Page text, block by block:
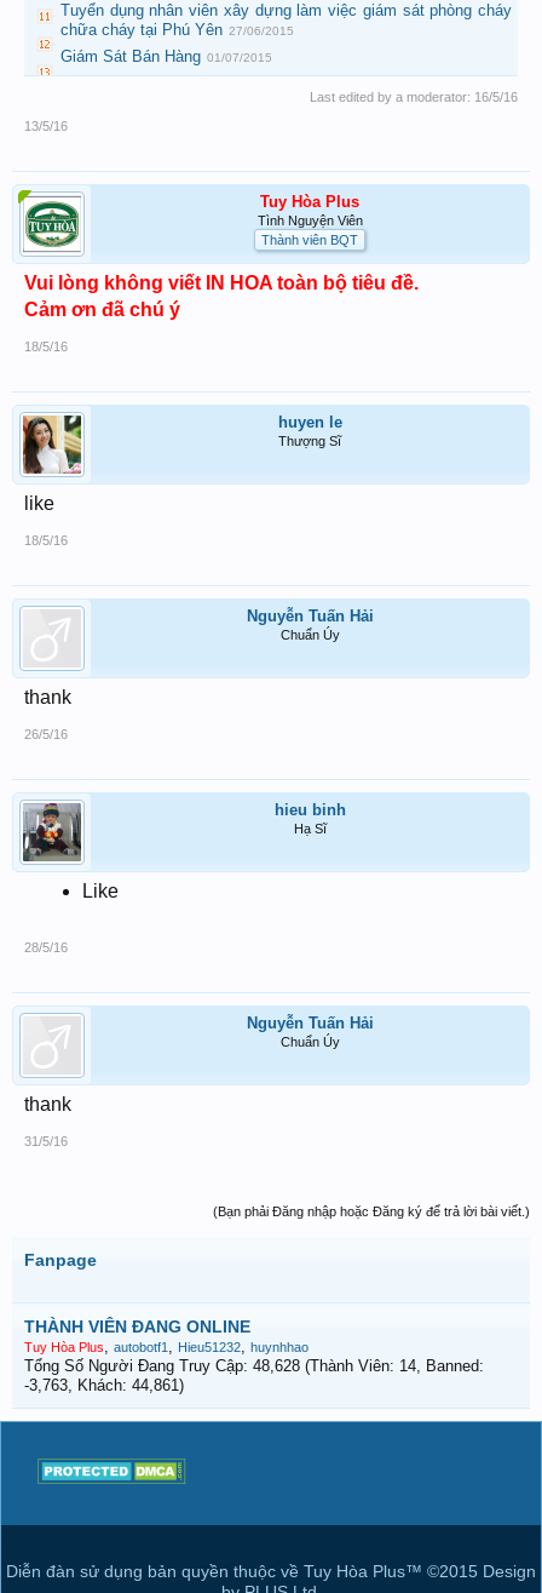
Tuyển dụng nhân viên xây dựng làm việc giám sát phòng cháy
chữa cháy tại Phú Yên 27/06/2015
Giám Sát Bán Hàng 01/07/2015
Last edited by a moderator: 16/5/16
13/5/16
Tuy Hòa Plus
Tình Nguyện Viên
Thành viên BQT
Vui lòng không viết IN HOA toàn bộ tiêu đề.
Cảm ơn đã chú ý
18/5/16
huyen le
Thượng Sĩ
like
18/5/16
Nguyễn Tuấn Hải
Chuẩn Úy
thank
26/5/16
hieu binh
Hạ Sĩ
Like
28/5/16
Nguyễn Tuấn Hải
Chuẩn Úy
thank
31/5/16
(Bạn phải Đăng nhập hoặc Đăng ký để trả lời bài viết.)
Fanpage
THÀNH VIÊN ĐANG ONLINE
Tuy Hòa Plus, autobotf1 , Hieu51232, huynhhao
Tổng Số Người Đang Truy Cập: 48,628 (Thành Viên: 14, Banned:
-3,763, Khách: 44,861)
Diễn đàn sử dụng bản quyền thuộc về Tuy Hòa Plus™ ©2015 Design